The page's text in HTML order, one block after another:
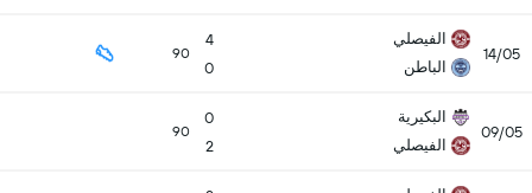
14/05
الفيصلي
الباطن
4
0
90
09/05
البكيرية
الفيصلي
0
2
90